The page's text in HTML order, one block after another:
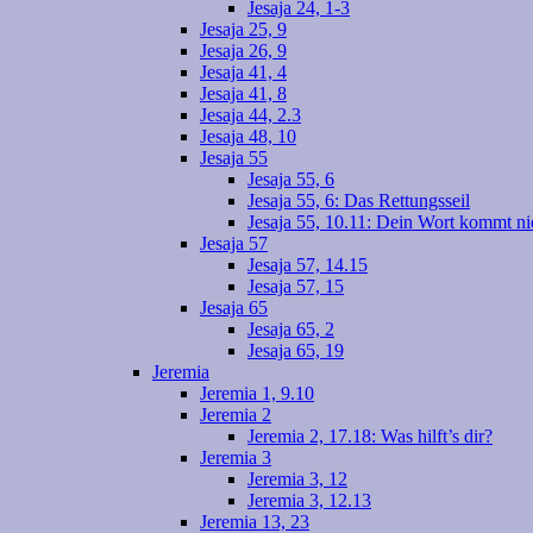
Jesaja 24, 1-3
Jesaja 25, 9
Jesaja 26, 9
Jesaja 41, 4
Jesaja 41, 8
Jesaja 44, 2.3
Jesaja 48, 10
Jesaja 55
Jesaja 55, 6
Jesaja 55, 6: Das Rettungsseil
Jesaja 55, 10.11: Dein Wort kommt
Jesaja 57
Jesaja 57, 14.15
Jesaja 57, 15
Jesaja 65
Jesaja 65, 2
Jesaja 65, 19
Jeremia
Jeremia 1, 9.10
Jeremia 2
Jeremia 2, 17.18: Was hilft’s dir?
Jeremia 3
Jeremia 3, 12
Jeremia 3, 12.13
Jeremia 13, 23